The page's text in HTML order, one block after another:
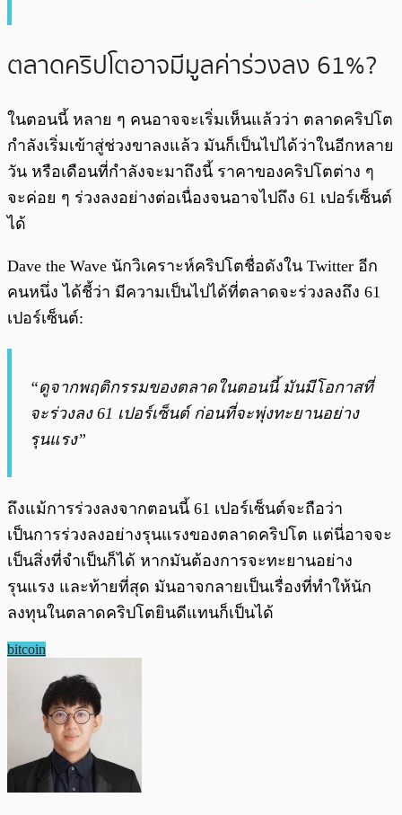
ตลาดคริปโตอาจมีมูลค่าร่วงลง 61%?
ในตอนนี้ หลาย ๆ คนอาจจะเริ่มเห็นแล้วว่า ตลาดคริปโต
กำลังเริ่มเข้าสู่ช่วงขาลงแล้ว มันก็เป็นไปได้ว่าในอีกหลาย
วัน หรือเดือนที่กำลังจะมาถึงนี้ ราคาของคริปโตต่าง ๆ
จะค่อย ๆ ร่วงลงอย่างต่อเนื่องจนอาจไปถึง 61 เปอร์เซ็นต์
ได้
Dave the Wave นักวิเคราะห์คริปโตชื่อดังใน Twitter อีก
คนหนึ่ง ได้ชี้ว่า มีความเป็นไปได้ที่ตลาดจะร่วงลงถึง 61
เปอร์เซ็นต์:
“ดูจากพฤติกรรมของตลาดในตอนนี้ มันมีโอกาสที่
จะร่วงลง 61 เปอร์เซ็นต์ ก่อนที่จะพุ่งทะยานอย่าง
รุนแรง”
ถึงแม้การร่วงลงจากตอนนี้ 61 เปอร์เซ็นต์จะถือว่า
เป็นการร่วงลงอย่างรุนแรงของตลาดคริปโต แต่นี่อาจจะ
เป็นสิ่งที่จำเป็นก็ได้ หากมันต้องการจะทะยานอย่าง
รุนแรง และท้ายที่สุด มันอาจกลายเป็นเรื่องที่ทำให้นัก
ลงทุนในตลาดคริปโตยินดีแทนก็เป็นได้
bitcoin